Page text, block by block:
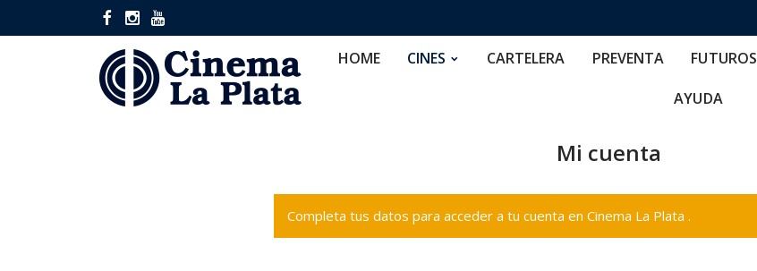
HOME CINES CARTELERA PREVENTA FUTUROS
AYUDA
Mi cuenta
Completa tus datos para acceder a tu cuenta en Cinema La Plata .